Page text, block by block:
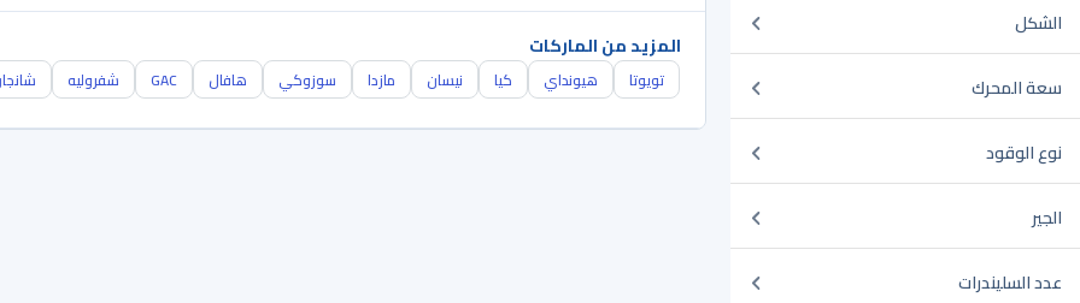
الشكل
سعة المحرك
نوع الوقود
الجير
عدد السليندرات
المزيد من الماركات
تويوتا هيونداي كيا نيسان مازدا سوزوكي هافال GAC شفروليه